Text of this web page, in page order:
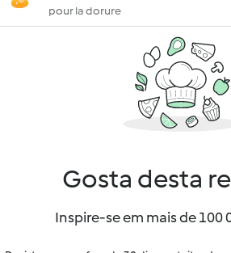
pour la dorure
Gosta desta
Inspire-se em mais de 100